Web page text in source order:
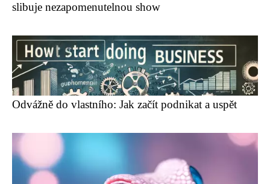
slibuje nezapomenutelnou show
Odvážně do vlastního: Jak začít podnikat a uspět